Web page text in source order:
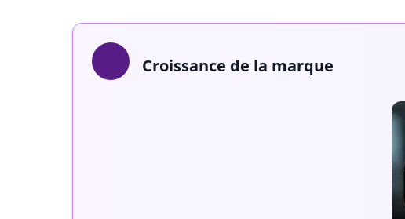
Croissance de la marque